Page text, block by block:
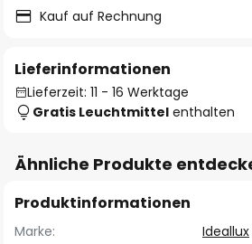
Kauf auf Rechnung
Lieferinformationen
Lieferzeit: 11 - 16 Werktage
Gratis Leuchtmittel enthalten
Ähnliche Produkte
Produktinformationen
Marke:
Ideallux